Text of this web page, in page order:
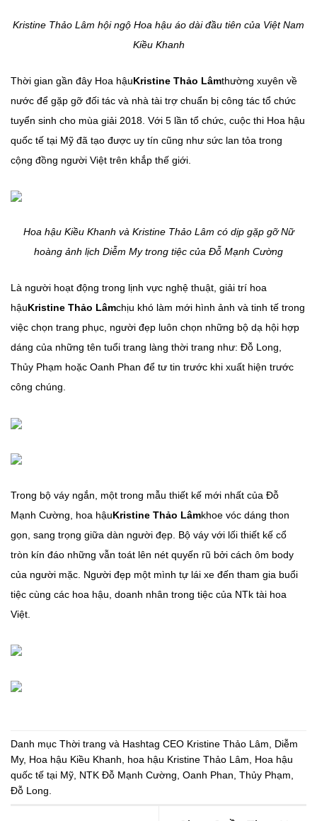
Kristine Thảo Lâm hội ngộ Hoa hậu áo dài đầu tiên của Việt Nam
Kiều Khanh
Thời gian gần đây Hoa hậuKristine Thảo Lâmthường xuyên về
nước để gặp gỡ đối tác và nhà tài trợ chuẩn bị công tác tổ chức
tuyển sinh cho mùa giải 2018. Với 5 lần tổ chức, cuộc thi Hoa hậu
quốc tế tại Mỹ đã tạo được uy tín cũng như sức lan tỏa trong
cộng đồng người Việt trên khắp thế giới.
Hoa hậu Kiều Khanh và Kristine Thảo Lâm có dịp gặp gỡ Nữ
hoàng ảnh lịch Diễm My trong tiệc của Đỗ Mạnh Cường
Là người hoạt động trong lịnh vực nghệ thuật, giải trí hoa
hậuKristine Thảo Lâmchịu khó làm mới hình ảnh và tinh tế trong
việc chọn trang phục, người đẹp luôn chọn những bộ dạ hội hợp
dáng của những tên tuổi trang làng thời trang như: Đỗ Long,
Thủy Phạm hoặc Oanh Phan để tư tin trước khi xuất hiện trước
công chúng.
Trong bộ váy ngắn, một trong mẫu thiết kế mới nhất của Đỗ
Mạnh Cường, hoa hậuKristine Thảo Lâmkhoe vóc dáng thon
gọn, sang trọng giữa dàn người đẹp. Bộ váy với lối thiết kế cổ
tròn kín đáo những vẫn toát lên nét quyến rũ bởi cách ôm body
của người mặc. Người đẹp một mình tự lái xe đến tham gia buổi
tiệc cùng các hoa hậu, doanh nhân trong tiệc của NTk tài hoa
Việt.
Danh mục Thời trang và Hashtag CEO Kristine Thảo Lâm
Diễm
My, Hoa hậu Kiều Khanh hoa hậu Kristine Thảo Lâm
Hoa hậu
quốc tế tại Mỹ NTK Đỗ Mạnh Cường Oanh Phan Thủy Phạm
Đỗ Long